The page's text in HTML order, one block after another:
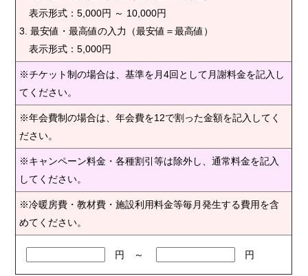
表示形式：5,000円 ～ 10,000円
3. 最安値・最高値の入力（最安値＝最高値）
表示形式：5,000円
※チケット制の場合は、基準を月4回として月謝料金を記入し
てください。
※年会費制の場合は、年会費を12で割った金額を記入してく
ださい。
※キャンペーン料金・各種割引等は除外し、通常料金を記入
してください。
※冷暖房費・教材費・施設利用料金等毎月発生する費用を含
めてください。
円 ～ 円